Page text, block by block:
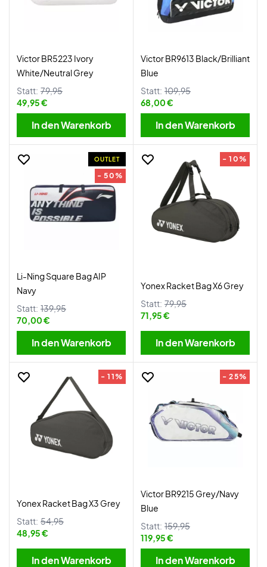
Victor BR5223 Ivory
White/Neutral Grey
Statt: 79,95
49,95 €
In den Warenkorb
Victor BR9613 Black/Brilliant
Blue
Statt: 109,95
68,00 €
In den Warenkorb
OUTLET
- 50%
Li-Ning Square Bag AIP
Navy
Statt: 139,95
70,00 €
In den Warenkorb
- 10%
Yonex Racket Bag X6 Grey
Statt: 79,95
71,95 €
In den Warenkorb
- 11%
Yonex Racket Bag X3 Grey
Statt: 54,95
48,95 €
In den Warenkorb
- 25%
Victor BR9215 Grey/Navy
Blue
Statt: 159,95
119,95 €
In den Warenkorb